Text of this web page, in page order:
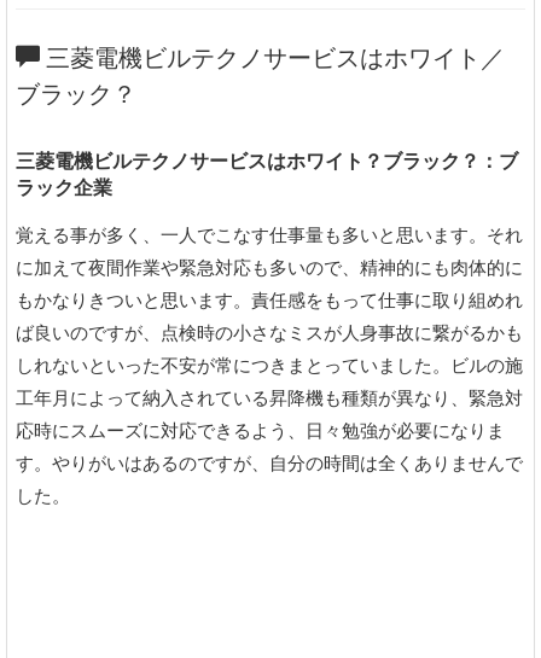
三菱電機ビルテクノサービスはホワイト／
ブラック？
三菱電機ビルテクノサービスはホワイト？ブラック？：ブ
ラック企業
覚える事が多く、一人でこなす仕事量も多いと思います。それ
に加えて夜間作業や緊急対応も多いので、精神的にも肉体的に
もかなりきついと思います。責任感をもって仕事に取り組めれ
ば良いのですが、点検時の小さなミスが人身事故に繋がるかも
しれないといった不安が常につきまとっていました。ビルの施
工年月によって納入されている昇降機も種類が異なり、緊急対
応時にスムーズに対応できるよう、日々勉強が必要になりま
す。やりがいはあるのですが、自分の時間は全くありませんで
した。